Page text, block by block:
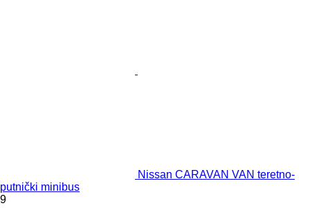
Nissan CARAVAN VAN teretno-
putnički minibus
9